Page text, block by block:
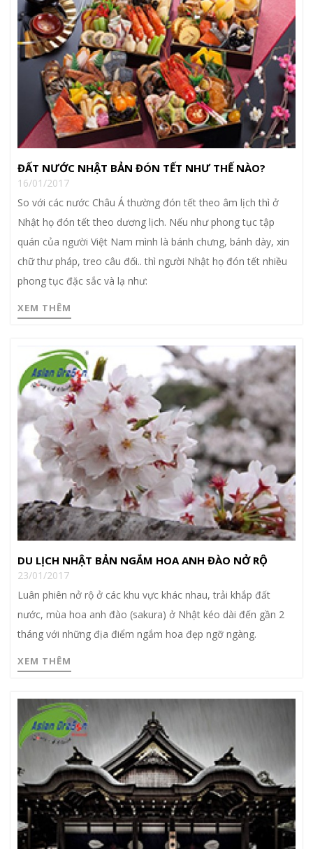
ĐẤT NƯỚC NHẬT BẢN ĐÓN TẾT NHƯ THẾ NÀO?
16/01/2017
So với các nước Châu Á thường đón tết theo âm lịch thì ở
Nhật họ đón tết theo dương lịch. Nếu như phong tục tập
quán của người Việt Nam mình là bánh chưng, bánh dày, xin
chữ thư pháp, treo câu đối.. thì người Nhật họ đón tết nhiều
phong tục đặc sắc và lạ như:
XEM THÊM
DU LỊCH NHẬT BẢN NGẮM HOA ANH ĐÀO NỞ RỘ
23/01/2017
Luân phiên nở rộ ở các khu vực khác nhau, trải khắp đất
nước, mùa hoa anh đào (sakura) ở Nhật kéo dài đến gần 2
tháng với những địa điểm ngắm hoa đẹp ngỡ ngàng.
XEM THÊM